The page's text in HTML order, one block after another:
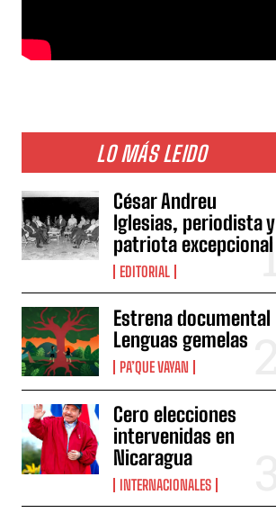
LO MÁS LEIDO
César Andreu
Iglesias, periodista y
patriota excepcional
EDITORIAL
Estrena documental
Lenguas gemelas
PA’QUE VAYAN
Cero elecciones
intervenidas en
Nicaragua
INTERNACIONALES